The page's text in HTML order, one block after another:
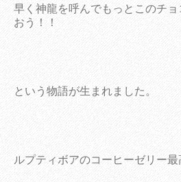
早く神龍を呼んでもっとこのチ
おう！！
という物語が生まれました。
ルプティボアのコーヒーゼリー最